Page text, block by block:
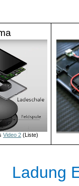
Video 2 (Liste)
Ladung